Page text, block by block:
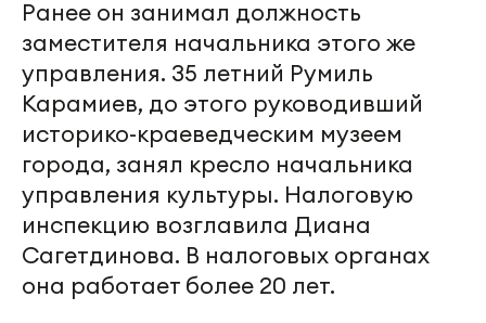
Ранее он занимал должность
заместителя начальника этого же
управления. 35 летний Румиль
Карамиев, до этого руководивший
историко-краеведческим музеем
города, занял кресло начальника
управления культуры. Налоговую
инспекцию возглавила Диана
Сагетдинова. В налоговых органах
она работает более 20 лет.